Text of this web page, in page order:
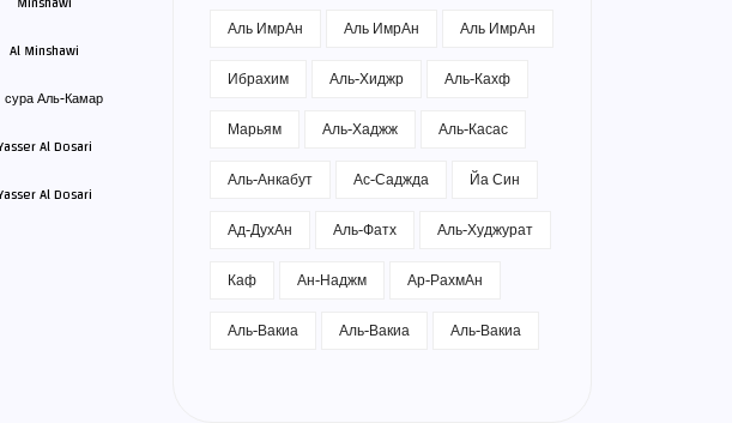
Al Minshawi
Al Dosari
Аль ИмрАн
Аль ИмрАн
Аль ИмрАн
Ибрахим
Аль-Хиджр
Аль-Кахф
Марьям
Аль-Хаджж
Аль-Касас
Аль-Анкабут
Ас-Саджда
Йа Син
Ад-ДухАн
Аль-Фатх
Аль-Худжурат
Каф
Ан-Наджм
Ар-РахмАн
Аль-Вакиа
Аль-Вакиа Аль-Вакиа